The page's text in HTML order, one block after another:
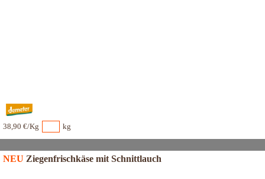
38,90 €/Kg kg
NEU Ziegenfrischkäse mit Schnittlauch